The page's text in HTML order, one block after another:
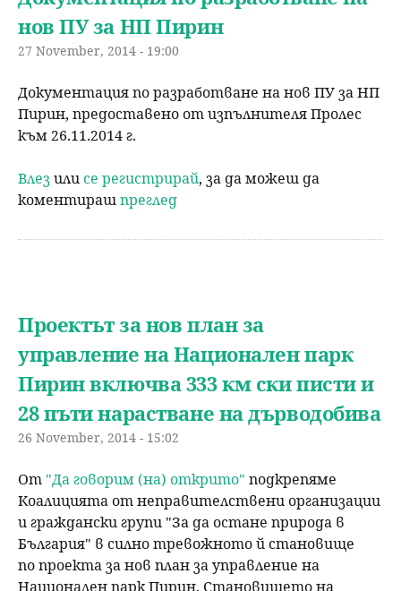
н
р
е
е
нов ПУ за НП Пирин
27 November, 2014 - 19:00
Документация по разработване на нов ПУ за НП
Пирин, предоставено от изпълнителя Пролес
към 26.11.2014 г.
Влезили се регистрирай, за да можеш да
коментирашпреглед
Проектът за нов план за
управление на Национален парк
Пирин включва 333 км ски писти и
28 пъти нарастване на дърводобива
26 November, 2014 - 15:02
От "Да говорим (на) открито" подкрепяме
Коалицията от неправителствени организации
и граждански групи "За да остане природа в
България" в силно тревожното й становище
по проекта за нов план за управление на
Национален парк Пирин. Становището на